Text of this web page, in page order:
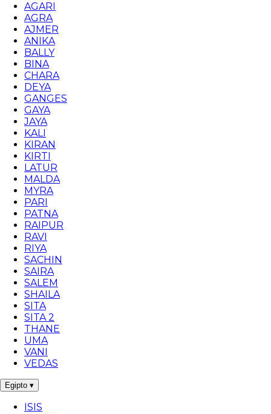
AGARI
AGRA
AJMER
ANIKA
BALLY
BINA
CHARA
DEYA
GANGES
GAYA
JAYA
KALI
KIRAN
KIRTI
LATUR
MALDA
MYRA
PARI
PATNA
RAIPUR
RAVI
RIYA
SACHIN
SAIRA
SALEM
SHAILA
SITA
SITA 2
THANE
UMA
VANI
VEDAS
Egipto ▾
ISIS